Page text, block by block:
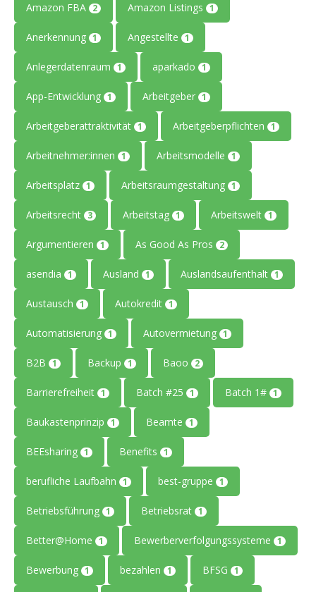
Amazon FBA 2 Amazon Listings 1
Anerkennung 1 Angestellte 1
Anlegerdatenraum 1 aparkado 1
App-Entwicklung 1 Arbeitgeber 1
Arbeitgeberattraktivität 1 Arbeitgeberpflichten 1
Arbeitnehmer:innen 1 Arbeitsmodelle 1
Arbeitsplatz 1 Arbeitsraumgestaltung 1
Arbeitsrecht 3 Arbeitstag 1 Arbeitswelt 1
Argumentieren 1 As Good As Pros 2
asendia 1 Ausland 1 Auslandsaufenthalt 1
Austausch 1 Autokredit 1
Automatisierung 1 Autovermietung 1
B2B 1 Backup 1 Baoo 2
Barrierefreiheit 1 Batch #25 1 Batch 1# 1
Baukastenprinzip 1 Beamte 1
BEEsharing 1 Benefits 1
berufliche Laufbahn 1 best-gruppe 1
Betriebsführung 1 Betriebsrat 1
Better@Home 1 Bewerberverfolgungssysteme 1
Bewerbung 1 bezahlen 1 BFSG 1